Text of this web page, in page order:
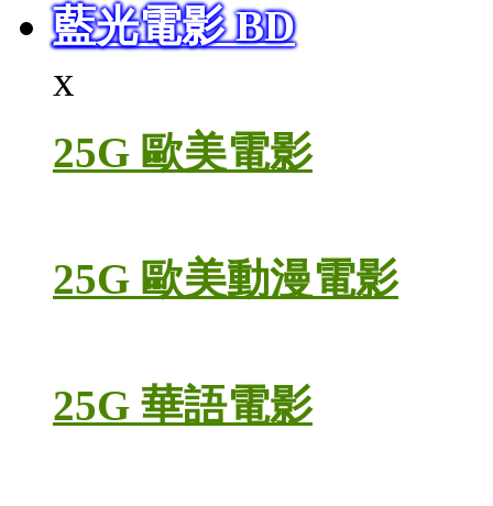
藍光電影 BD
x
25G 歐美電影
25G 歐美動漫電影
25G 華語電影